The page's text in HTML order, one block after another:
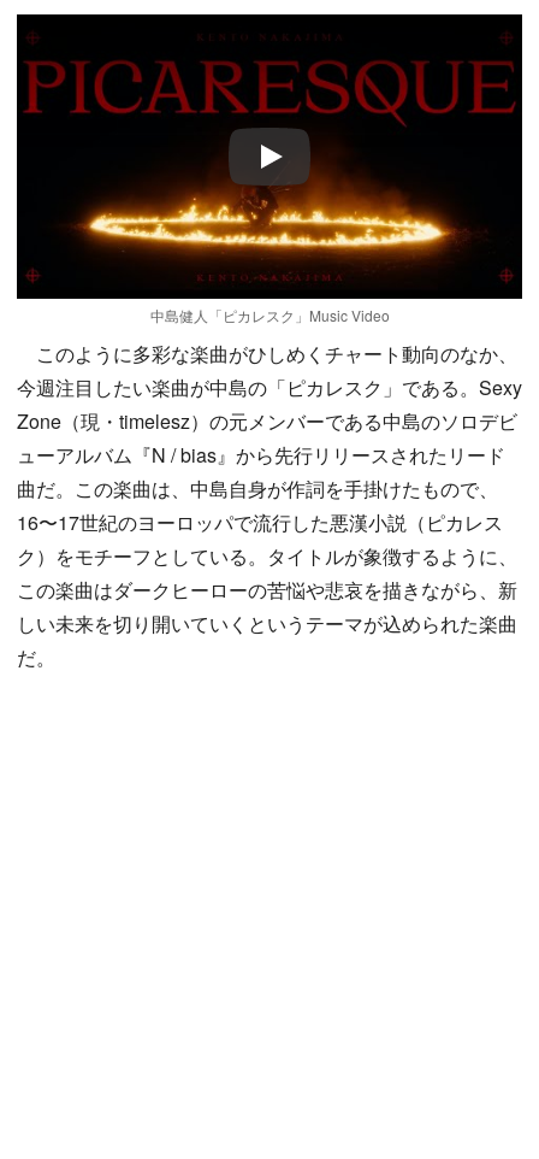
Play
中島健人「ピカレスク」Music Video
このように多彩な楽曲がひしめくチャート動向のなか、
今週注目したい楽曲が中島の「ピカレスク」である。Sexy
Zone（現・timelesz）の元メンバーである中島のソロデビ
ューアルバム『N / bias』から先行リリースされたリード
曲だ。この楽曲は、中島自身が作詞を手掛けたもので、
16〜17世紀のヨーロッパで流行した悪漢小説（ピカレス
ク）をモチーフとしている。タイトルが象徴するように、
この楽曲はダークヒーローの苦悩や悲哀を描きながら、新
しい未来を切り開いていくというテーマが込められた楽曲
だ。